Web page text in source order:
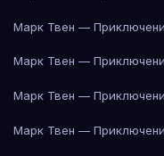
Марк Твен —
Марк Твен —
Марк Твен —
Марк Твен —